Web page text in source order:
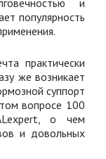
и
популярность
практически
же возникает
суппорт
вопросе 100
о чем
и довольных